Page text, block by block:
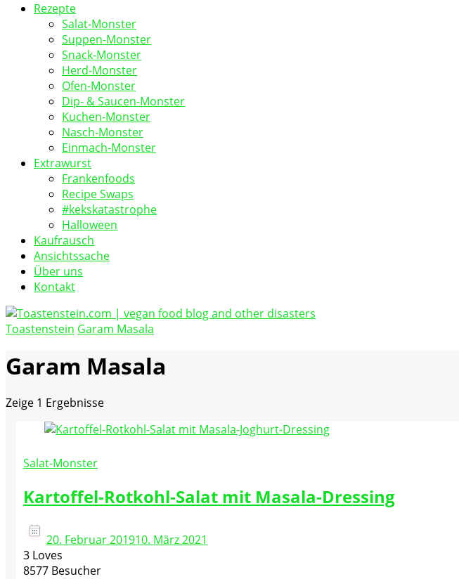
Rezepte
Salat-Monster
Suppen-Monster
Snack-Monster
Herd-Monster
Ofen-Monster
Dip- & Saucen-Monster
Kuchen-Monster
Nasch-Monster
Einmach-Monster
Extrawurst
Frankenfoods
Recipe Swaps
#kekskatastrophe
Halloween
Kaufrausch
Ansichtssache
Über uns
Kontakt
Toastenstein.com
Toastenstein Garam Masala
Garam Masala
Zeige 1 Ergebnisse
Salat-Monster
Kartoffel-Rotkohl-Salat mit Masala-Dressing
20. Februar 201910. März 2021
3 Loves
8577 Besucher